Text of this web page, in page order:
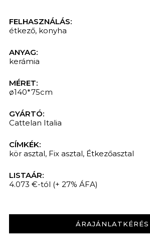
FELHASZNÁLÁS:
étkező, konyha
ANYAG:
kerámia
MÉRET:
ø140*75cm
GYÁRTÓ:
Cattelan Italia
CÍMKÉK:
kör asztal, Fix asztal, Étkezőasztal
LISTAÁR:
4.073 €-tól (+ 27% ÁFA)
ÁRAJÁNLATKÉRÉS